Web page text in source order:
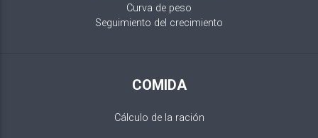
Curva de peso
Seguimiento del crecimiento
COMIDA
Cálculo de la ración